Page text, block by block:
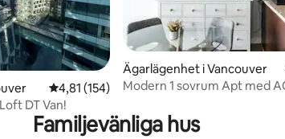
omdömen4,81 av 5 i genomsnittligt betyg, 154
4,81 (154)
DT Van!
Ägarlägenhet i Vancouver
Modern 1 sovrum Apt med
Familjevänliga hus